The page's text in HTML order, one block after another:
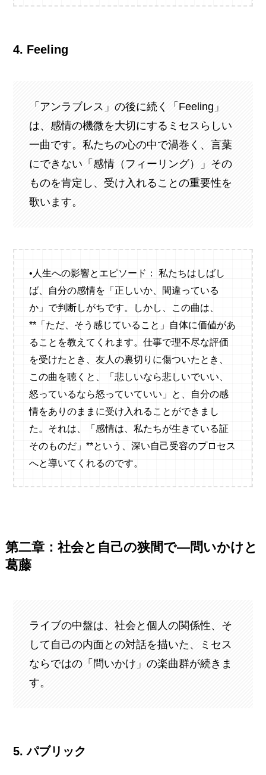
4. Feeling
「アンラブレス」の後に続く「Feeling」
は、感情の機微を大切にするミセスらしい
一曲です。私たちの心の中で渦巻く、言葉
にできない「感情（フィーリング）」その
ものを肯定し、受け入れることの重要性を
歌います。
•人生への影響とエピソード： 私たちはしばし
ば、自分の感情を「正しいか、間違っている
か」で判断しがちです。しかし、この曲は、
**「ただ、そう感じていること」自体に価値があ
ることを教えてくれます。仕事で理不尽な評価
を受けたとき、友人の裏切りに傷ついたとき、
この曲を聴くと、「悲しいなら悲しいでいい、
怒っているなら怒っていていい」と、自分の感
情をありのままに受け入れることができまし
た。それは、「感情は、私たちが生きている証
そのものだ」**という、深い自己受容のプロセス
へと導いてくれるのです。
第二章：社会と自己の狭間で—問いかけと
葛藤
ライブの中盤は、社会と個人の関係性、そ
して自己の内面との対話を描いた、ミセス
ならではの「問いかけ」の楽曲群が続きま
す。
5. パブリック